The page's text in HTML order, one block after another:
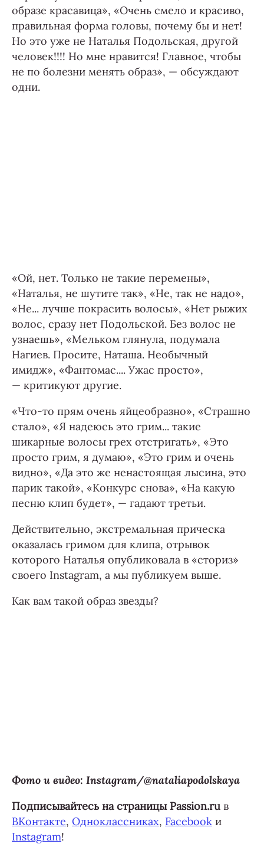
образе красавица», «Очень смело и красиво,
правильная форма головы, почему бы и нет!
Но это уже не Наталья Подольская, другой
человек!!!! Но мне нравится! Главное, чтобы
не по болезни менять образ», — обсуждают
одни.
«Ой, нет. Только не такие перемены»,
«Наталья, не шутите так», «Не, так не надо»,
«Не... лучше покрасить волосы», «Нет рыжих
волос, сразу нет Подольской. Без волос не
узнаешь», «Мельком глянула, подумала
Нагиев. Просите, Наташа. Необычный
имидж», «Фантомас.... Ужас просто»,
— критикуют другие.
«Что-то прям очень яйцеобразно», «Страшно
стало», «Я надеюсь это грим... такие
шикарные волосы грех отстригать», «Это
просто грим, я думаю», «Это грим и очень
видно», «Да это же ненастоящая лысина, это
парик такой», «Конкурс снова», «На какую
песню клип будет», — гадают третьи.
Действительно, экстремальная прическа
оказалась гримом для клипа, отрывок
которого Наталья опубликовала в «сториз»
своего Instagram, а мы публикуем выше.
Как вам такой образ звезды?
Фото и видео: Instagram/@nataliapodolskaya
Подписывайтесь на страницы Passion.ru в
ВКонтакте, Одноклассниках, Facebook и
Instagram!